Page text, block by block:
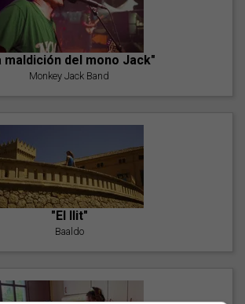
maldición del mono Jack"
Monkey Jack Band
"El llit"
Baaldo